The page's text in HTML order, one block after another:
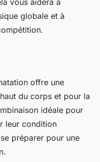
vous aidera à
globale et à
offre une
du corps et pour la
idéale pour
leur condition
préparer pour une